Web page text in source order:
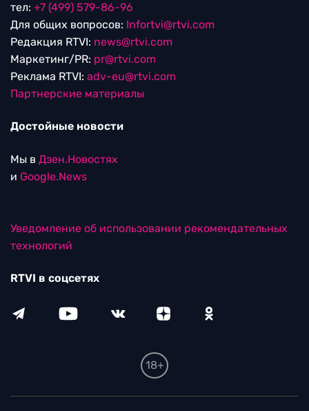
тел: +7 (499) 579-86-96
Для общих вопросов: Infortvi@rtvi.com
Редакция RTVI: news@rtvi.com
Маркетинг/PR: pr@rtvi.com
Реклама RTVI: adv-eu@rtvi.com
Партнерские материалы
Достойные новости
Мы в Дзен.Новостях
и Google.News
Уведомление об использовании рекомендательных
технологий
RTVI в соцсетях
18+